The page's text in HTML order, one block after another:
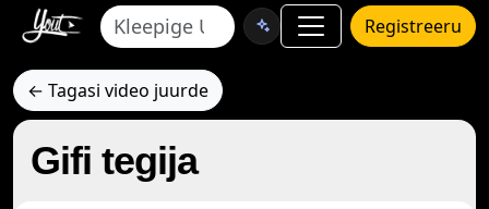
Registreeru
← Tagasi video juurde
Gifi tegija